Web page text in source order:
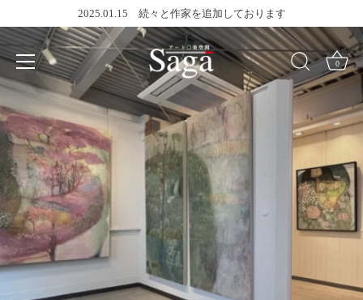
content
2025.01.15 続々と作家を追加しております
0
アート○美空間Saga オンラインストア
光と闇の異空間
アート〇美空間Saga
アートとは心を生かす【性】